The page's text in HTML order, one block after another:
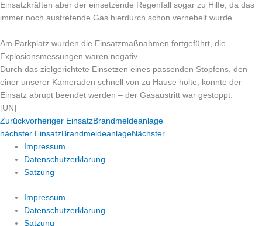
Einsatzkräften aber der einsetzende Regenfall sogar zu Hilfe, da das
immer noch austretende Gas hierdurch schon vernebelt wurde.
Am Parkplatz wurden die Einsatzmaßnahmen fortgeführt, die
Explosionsmessungen waren negativ.
Durch das zielgerichtete Einsetzen eines passenden Stopfens, den
einer unserer Kameraden schnell von zu Hause holte, konnte der
Einsatz abrupt beendet werden – der Gasaustritt war gestoppt.
[UN]
Zurückvorheriger EinsatzBrandmeldeanlage
nächster EinsatzBrandmeldeanlageNächster
Impressum
Datenschutzerklärung
Satzung
Impressum
Datenschutzerklärung
Satzung